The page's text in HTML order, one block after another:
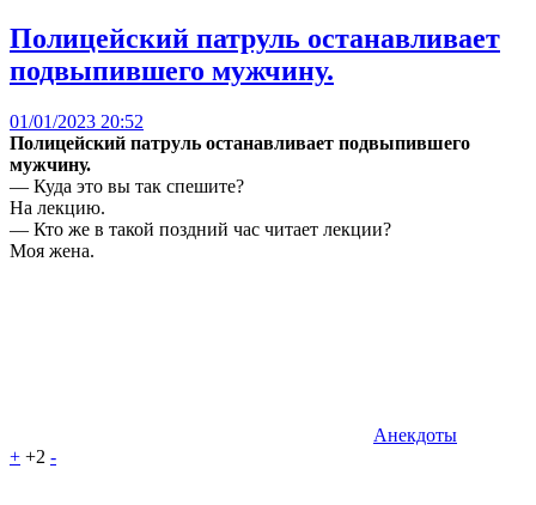
Полицейский патруль останавливает
подвыпившего мужчину.
01/01/2023 20:52
Полицейский патруль останавливает подвыпившего
мужчину.
— Куда это вы так спешите?
Hа лекцию.
— Кто же в такой поздний час читает лекции?
Моя жена.
Анекдоты
+ +2 -